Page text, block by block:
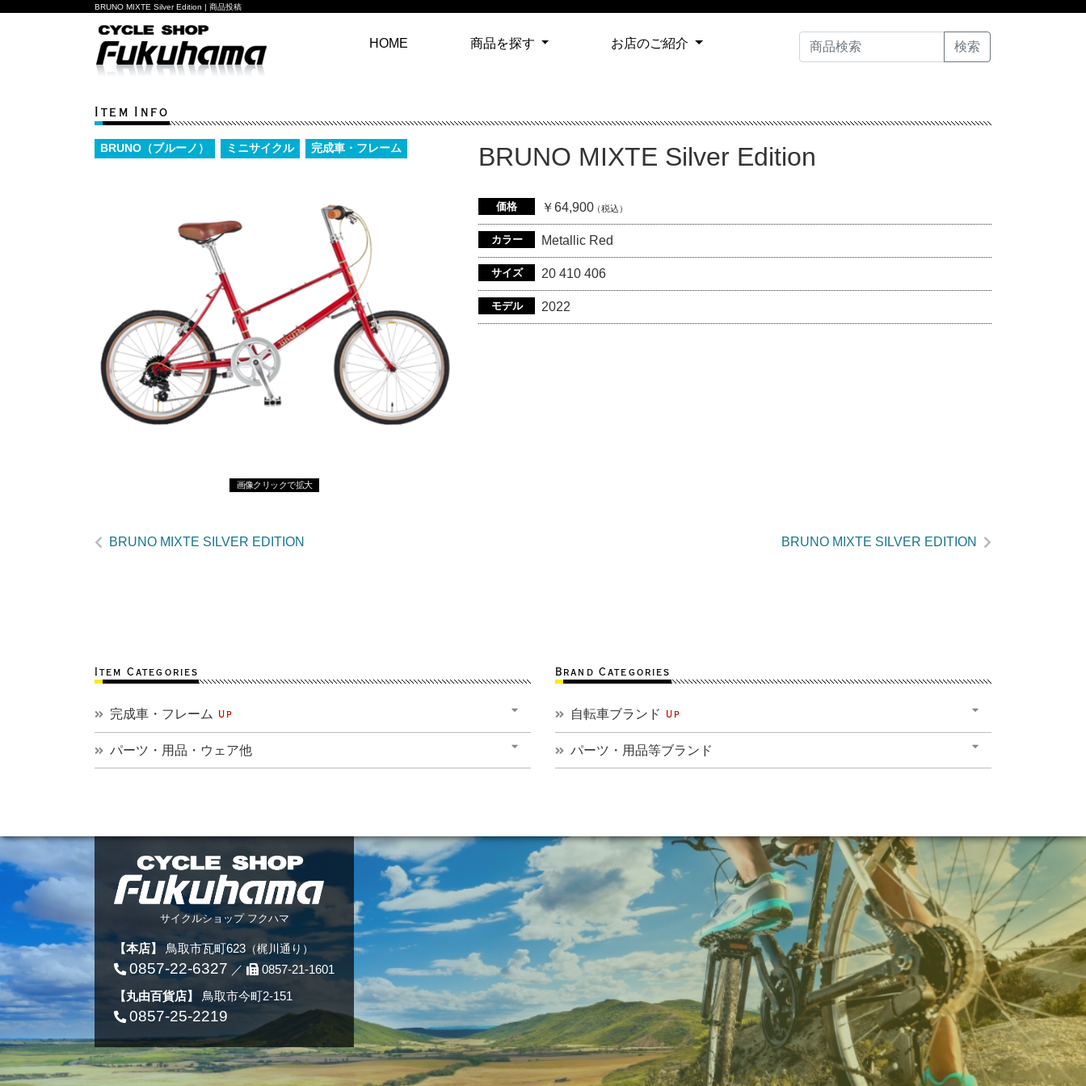
BRUNO MIXTE Silver Edition | 商品投稿
HOME 商品を探す お店のご紹介
Item Info
BRUNO（ブルーノ） ミニサイクル 完成車・フレーム
画像クリックで拡大
BRUNO MIXTE Silver Edition
価格 ￥64,900（税込）
カラー Metallic Red
サイズ 20 410 406
モデル 2022
BRUNO MIXTE SILVER EDITION BRUNO MIXTE SILVER EDITION
Item Categories
完成車・フレーム Up
パーツ・用品・ウェア他
Brand Categories
自転車ブランド Up
パーツ・用品等ブランド
サイクルショップ フクハマ
【本店】鳥取市瓦町623 （梶川通り）
0857-22-6327 ／
0857-21-1601
【丸由百貨店】
鳥取市今町2-151
0857-25-2219